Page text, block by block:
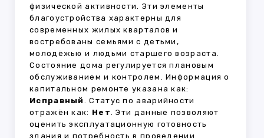
физической активности. Эти элементы
благоустройства характерны для
современных жилых кварталов и
востребованы семьями с детьми,
молодёжью и людьми старшего возраста.
Состояние дома регулируется плановым
обслуживанием и контролем. Информация о
капитальном ремонте указана как:
Исправный . Статус по аварийности
отражён как: Нет. Эти данные позволяют
оценить эксплуатационную готовность
здания и потребность в проведении